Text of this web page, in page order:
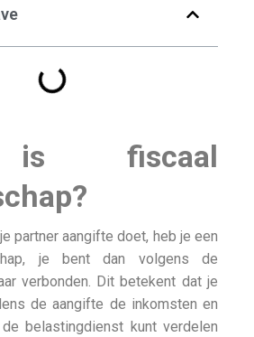
fiscaal
partner aangifte doet, heb je een
je bent dan volgens de
verbonden. Dit betekent dat je
de aangifte de inkomsten en
belastingdienst kunt verdelen